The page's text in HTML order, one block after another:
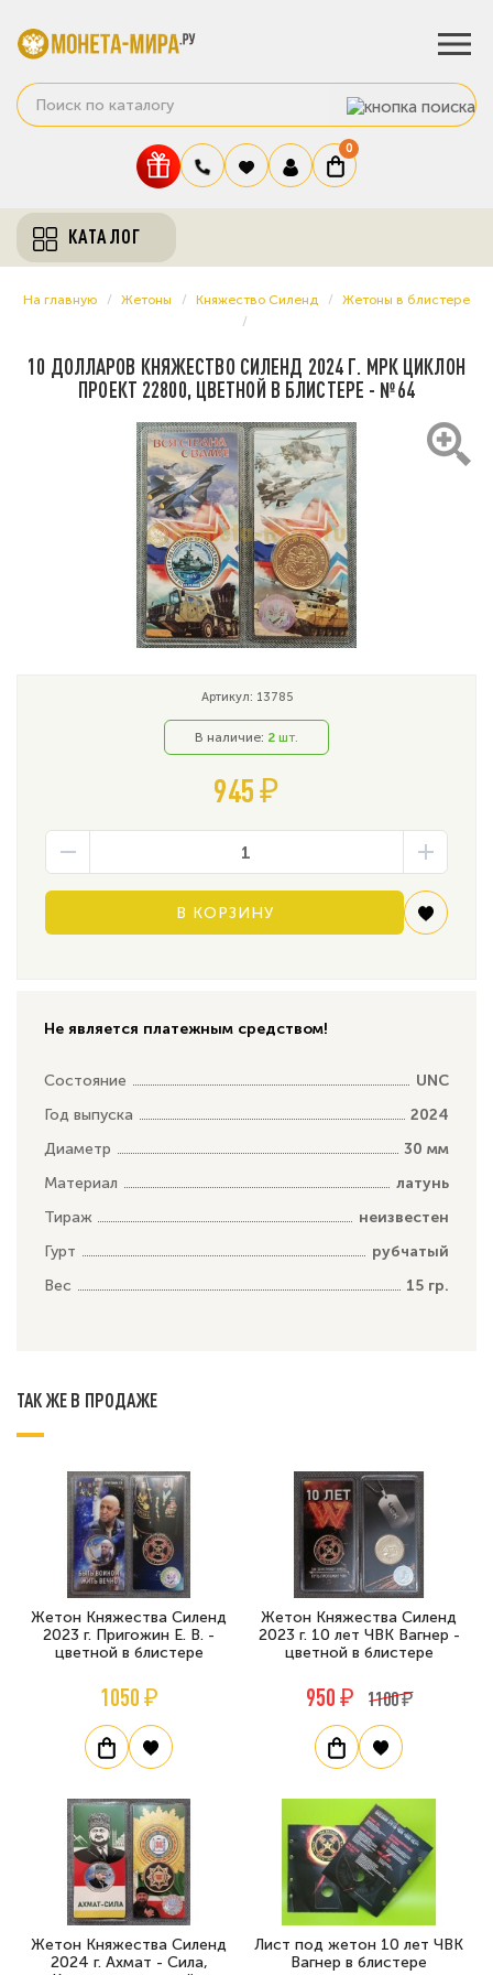
0
КАТАЛОГ
На главную Жетоны Княжество Силенд Жетоны в блистере
10 ДОЛЛАРОВ КНЯЖЕСТВО СИЛЕНД 2024 Г. МРК ЦИКЛОН
ПРОЕКТ 22800, ЦВЕТНОЙ В БЛИСТЕРЕ - №64
Артикул: 13785
В наличие: 2 шт.
945 ₽
В КОРЗИНУ
Не является платежным средством!
Состояние
UNC
Год выпуска
2024
Диаметр
30 мм
Материал
латунь
Тираж
неизвестен
Гурт
рубчатый
Вес
15 гр.
ТАК ЖЕ В ПРОДАЖЕ
Жетон Княжества Силенд
2023 г. Пригожин Е. В. -
цветной в блистере
1050 ₽
Жетон Княжества Силенд
2023 г. 10 лет ЧВК Вагнер -
цветной в блистере
950 ₽ 1100 ₽
Жетон Княжества Силенд
2024 г. Ахмат - Сила,
Лист под жетон 10 лет ЧВК
Вагнер в блистере